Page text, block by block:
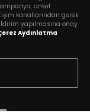
anket
kanallarından gerek
yapılmasına onay
Aydınlatma